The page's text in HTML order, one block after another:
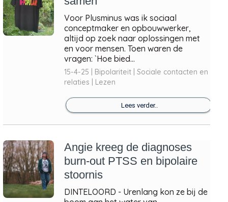
Voor Plusminus was ik sociaal
conceptmaker en opbouwwerker,
altijd op zoek naar oplossingen met
en voor mensen. Toen waren de
vragen: `Hoe bied...
15-4-25 | Bipolariteit | Sociale contacten en
relaties | Lezen
Lees verder..
Angie kreeg de diagnoses
burn-out PTSS en bipolaire
stoornis
DINTELOORD - Urenlang kon ze bij de